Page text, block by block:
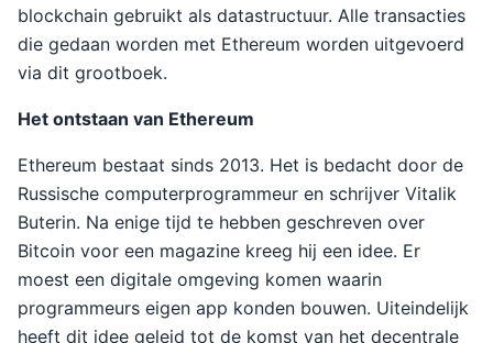
blockchain gebruikt als datastructuur. Alle transacties
die gedaan worden met Ethereum worden uitgevoerd
via dit grootboek.
Het ontstaan van Ethereum
Ethereum bestaat sinds 2013. Het is bedacht door de
Russische computerprogrammeur en schrijver Vitalik
Buterin. Na enige tijd te hebben geschreven over
Bitcoin voor een magazine kreeg hij een idee. Er
moest een digitale omgeving komen waarin
programmeurs eigen app konden bouwen. Uiteindelijk
heeft dit idee geleid tot de komst van het decentrale